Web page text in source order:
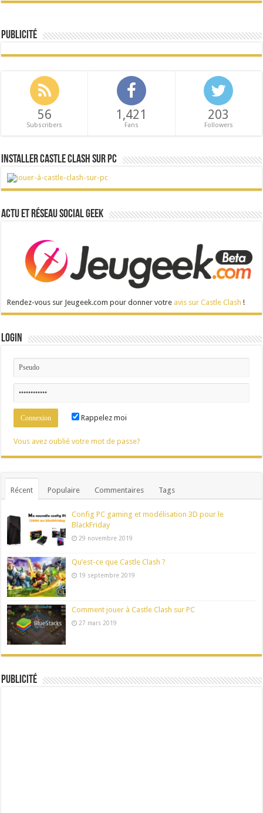
Publicité
56
Subscribers
1,421
Fans
203
Followers
Installer Castle Clash sur PC
Actu et réseau social Geek
Rendez-vous sur Jeugeek.com pour donner votre avis sur Castle Clash !
Login
Rappelez moi
Vous avez oublié votre mot de passe?
Récent Populaire Commentaires Tags
Config PC gaming et modélisation 3D pour le
BlackFriday
29 novembre 2019
Qu’est-ce que Castle Clash ?
19 septembre 2019
Comment jouer à Castle Clash sur PC
27 mars 2019
Publicité